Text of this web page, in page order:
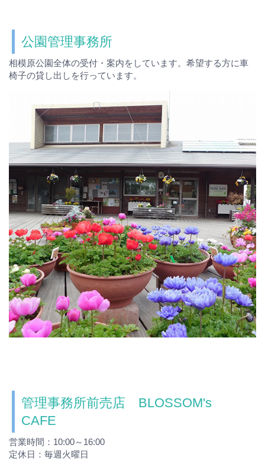
公園管理事務所
相模原公園全体の受付・案内をしています。希望する方に車
椅子の貸し出しを行っています。
管理事務所前売店 BLOSSOM's
CAFE
営業時間：10:00～16:00
定休日：毎週火曜日